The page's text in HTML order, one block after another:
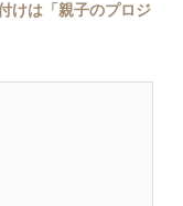
けは「親子のプロジ